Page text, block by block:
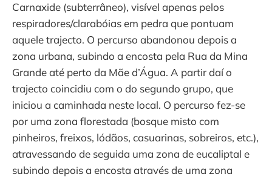
Carnaxide (subterrâneo), visível apenas pelos
respiradores/clarabóias em pedra que pontuam
aquele trajecto. O percurso abandonou depois a
zona urbana, subindo a encosta pela Rua da Mina
Grande até perto da Mãe d’Água. A partir daí o
trajecto coincidiu com o do segundo grupo, que
iniciou a caminhada neste local. O percurso fez-se
por uma zona florestada (bosque misto com
pinheiros, freixos, lódãos, casuarinas, sobreiros, etc.),
atravessando de seguida uma zona de eucaliptal e
subindo depois a encosta através de uma zona